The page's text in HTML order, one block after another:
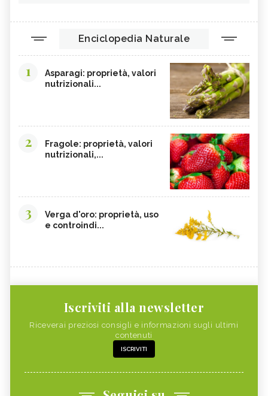
Enciclopedia Naturale
1
Asparagi: proprietà, valori
nutrizionali...
2
Fragole: proprietà, valori
nutrizionali,...
3
Verga d'oro: proprietà, uso
e controindi...
Iscriviti alla newsletter
Riceverai preziosi consigli e informazioni sugli ultimi
contenuti
ISCRIVITI